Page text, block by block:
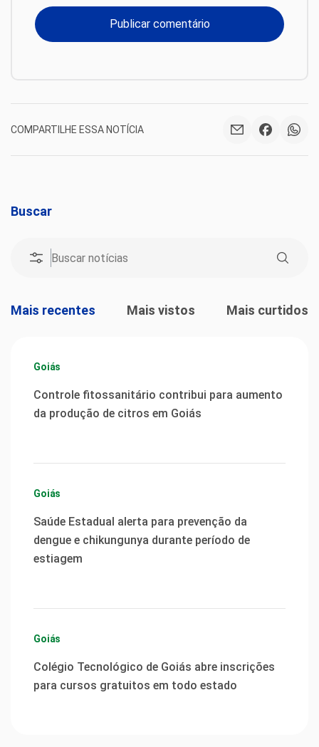
COMPARTILHE ESSA NOTÍCIA
Buscar
Mais recentes Mais vistos Mais curtidos
Goiás
Controle fitossanitário contribui para aumento
da produção de citros em Goiás
Goiás
Saúde Estadual alerta para prevenção da
dengue e chikungunya durante período de
estiagem
Goiás
Colégio Tecnológico de Goiás abre inscrições
para cursos gratuitos em todo estado